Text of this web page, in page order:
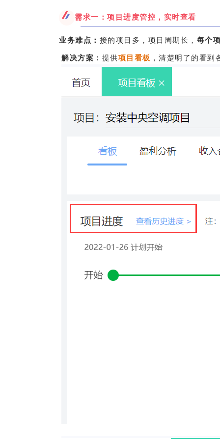
需求一：项目进度管控，实时查看
业务难点： 接的项目多，项目周期长， 每个
解决方案： 提供项目看板 ，清楚明了的看